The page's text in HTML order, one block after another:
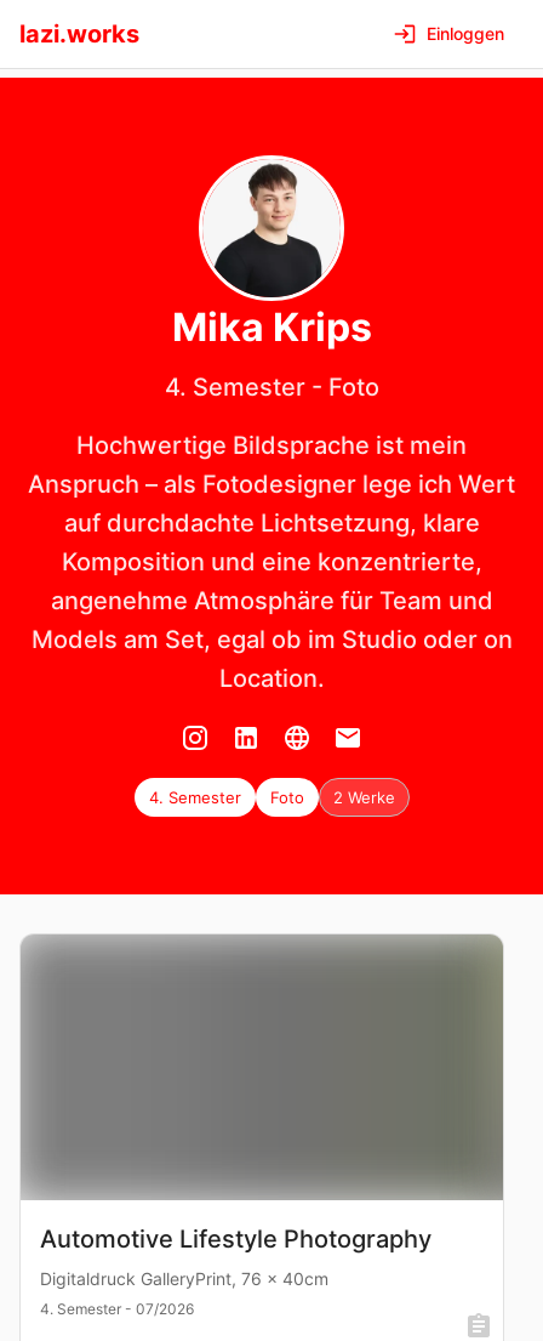
lazi.works Einloggen
Mika Krips
4. Semester- Foto
Hochwertige Bildsprache ist mein
Anspruch – als Fotodesigner lege ich Wert
auf durchdachte Lichtsetzung, klare
Komposition und eine konzentrierte,
angenehme Atmosphäre für Team und
Models am Set, egal ob im Studio oder on
Location.
4. Semester Foto 2 Werke
Automotive Lifestyle Photography
Digitaldruck GalleryPrint, 76 x 40cm
4. Semester - 07/2026